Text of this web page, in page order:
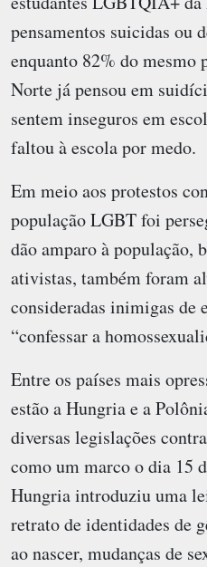
pensamentos suicidas ou
enquanto 82% do
Norte já pensou em
sentem inseguros em
faltou à escola por medo.
Em meio aos protestos
população LGBT foi
dão amparo à população,
ativistas, também foram
consideradas inimigas de
“confessar a
Entre os países mais
estão a Hungria e a
diversas legislações
como um marco o dia 15
Hungria introduziu uma
retrato de identidades de
ao nascer, mudanças de